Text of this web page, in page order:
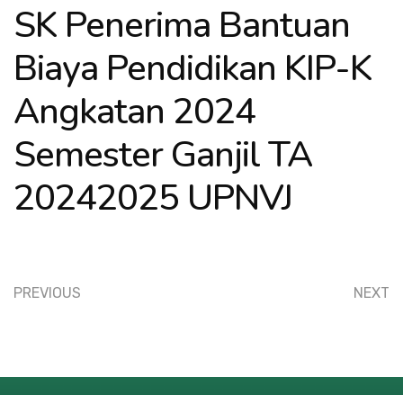
SK Penerima Bantuan
Biaya Pendidikan KIP-K
Angkatan 2024
Semester Ganjil TA
20242025 UPNVJ
PREVIOUS NEXT